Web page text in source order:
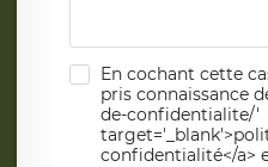
En cochant cette
pris connaissance
de-confidentialite/'
confidentialité</a>